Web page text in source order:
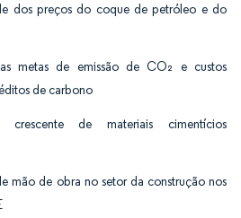
dos preços do coque de petróleo e do
metas de emissão de CO₂ e custos
de carbono
crescente de materiais cimentícios
mão de obra no setor da construção nos